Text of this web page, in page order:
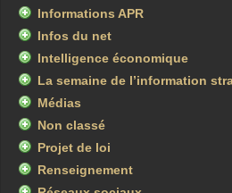
Informations APR
Infos du net
Intelligence économique
La semaine de l’information
Médias
Non classé
Projet de loi
Renseignement